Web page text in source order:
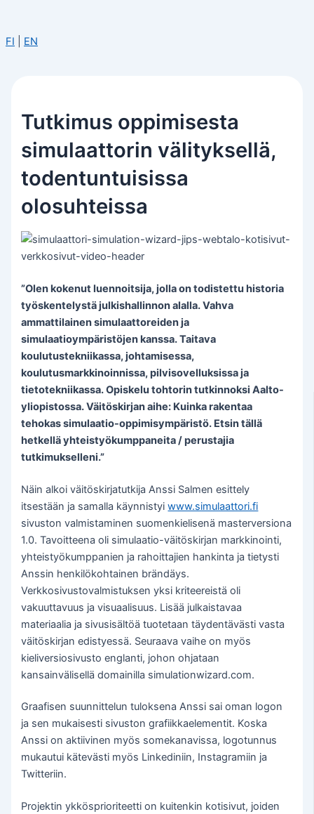
FI EN
Tutkimus oppimisesta
simulaattorin välityksellä,
todentuntuisissa
olosuhteissa
”Olen kokenut luennoitsija, jolla on todistettu historia
työskentelystä julkishallinnon alalla. Vahva
ammattilainen simulaattoreiden ja
simulaatioympäristöjen kanssa. Taitava
koulutustekniikassa, johtamisessa,
koulutusmarkkinoinnissa, pilvisovelluksissa ja
tietotekniikassa. Opiskelu tohtorin tutkinnoksi Aalto-
yliopistossa. Väitöskirjan aihe: Kuinka rakentaa
tehokas simulaatio-oppimisympäristö. Etsin tällä
hetkellä yhteistyökumppaneita / perustajia
tutkimukselleni.”
Näin alkoi väitöskirjatutkija Anssi Salmen esittely
itsestään ja samalla käynnistyiwww.simulaattori.fi
sivuston valmistaminen suomenkielisenä masterversiona
1.0. Tavoitteena oli simulaatio-väitöskirjan markkinointi,
yhteistyökumppanien ja rahoittajien hankinta ja tietysti
Anssin henkilökohtainen brändäys.
Verkkosivustovalmistuksen yksi kriteereistä oli
vakuuttavuus ja visuaalisuus. Lisää julkaistavaa
materiaalia ja sivusisältöä tuotetaan täydentävästi vasta
väitöskirjan edistyessä. Seuraava vaihe on myös
kieliversiosivusto englanti, johon ohjataan
kansainvälisellä domainilla simulationwizard.com.
Graafisen suunnittelun tuloksena Anssi sai oman logon
ja sen mukaisesti sivuston grafiikkaelementit. Koska
Anssi on aktiivinen myös somekanavissa, logotunnus
mukautui kätevästi myös Linkediniin, Instagramiin ja
Twitteriin.
Projektin ykkösprioriteetti on kuitenkin kotisivut, joiden